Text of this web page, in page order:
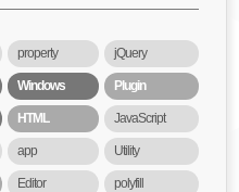
property jQuery
Windows Plugin
HTML JavaScript
app Utility
Editor polyfill